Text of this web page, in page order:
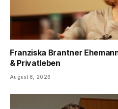
Franziska Brantner
& Privatleben
August 8, 2026